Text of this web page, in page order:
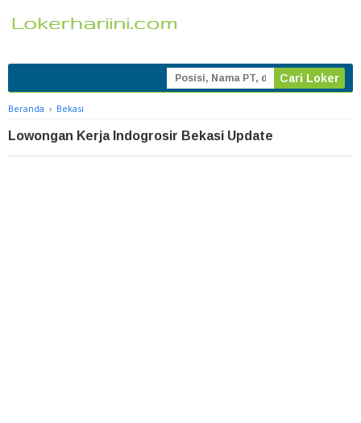
Beranda › Bekasi
Lowongan Kerja Indogrosir Bekasi Update